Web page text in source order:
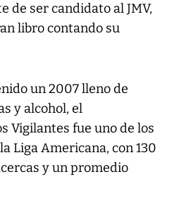
de ser candidato al JMV,
libro contando su
un 2007 lleno de
y alcohol, el
Vigilantes fue uno de los
Liga Americana, con 130
y un promedio